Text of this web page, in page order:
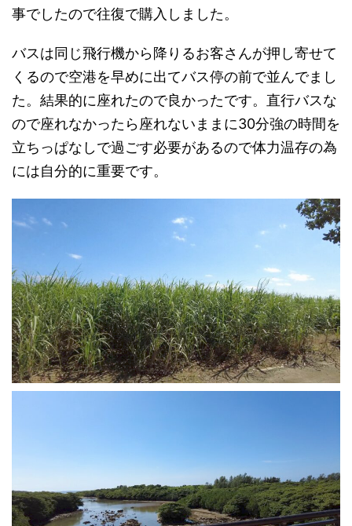
事でしたので往復で購入しました。
バスは同じ飛行機から降りるお客さんが押し寄せて
くるので空港を早めに出てバス停の前で並んでまし
た。結果的に座れたので良かったです。直行バスな
ので座れなかったら座れないままに30分強の時間を
立ちっぱなしで過ごす必要があるので体力温存の為
には自分的に重要です。